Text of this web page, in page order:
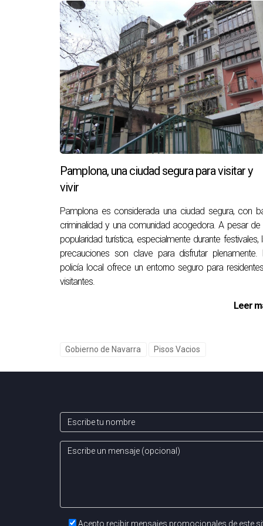
Puedes usar facturas de servicios públicos,
resides habitualmente.
Si tienes más preguntas sobre cómo definir
ayudarte. No dudes en contactarme
dudas y guiarte a través del proceso.Y aquí
Contáctame por Whatsapp
Escribo cada artículo con el máximo cuidado
que me contactes por whatsapp para
Pamplona, una ciudad segura para visitar y
vivir
Pamplona es considerada una ciudad segura, con
criminalidad y una comunidad acogedora. A pesar de
popularidad turística, especialmente durante festivales,
precauciones son clave para disfrutar plenamente.
policía local ofrece un entorno seguro para
visitantes.
Leer
Gobierno de Navarra Pisos Vacios
Acepto recibir mensajes promocionales de este